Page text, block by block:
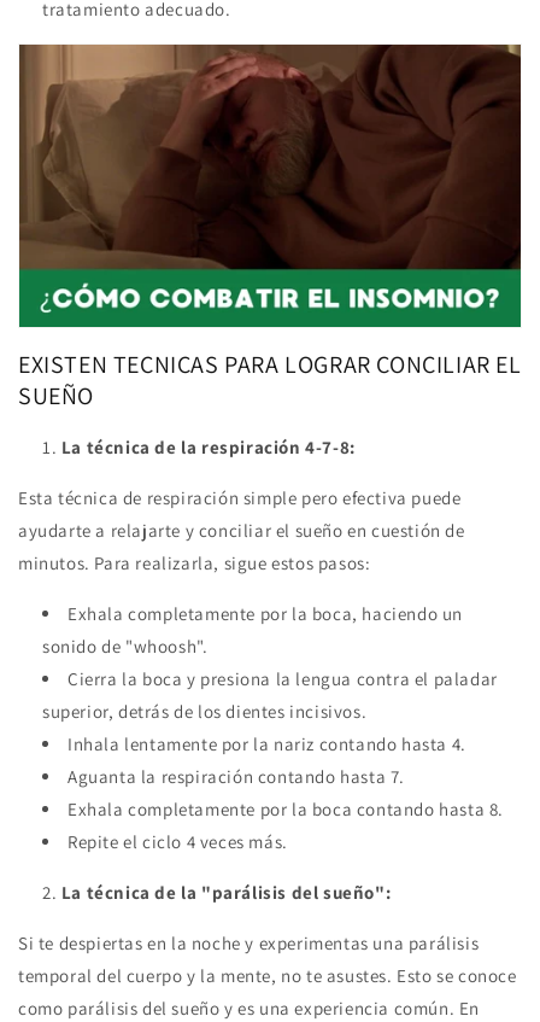
tratamiento adecuado.
EXISTEN TECNICAS PARA LOGRAR CONCILIAR EL
SUEÑO
La técnica de la respiración 4-7-8:
Esta técnica de respiración simple pero efectiva puede
ayudarte a relajarte y conciliar el sueño en cuestión de
minutos. Para realizarla, sigue estos pasos:
Exhala completamente por la boca, haciendo un
sonido de "whoosh".
Cierra la boca y presiona la lengua contra el paladar
superior, detrás de los dientes incisivos.
Inhala lentamente por la nariz contando hasta 4.
Aguanta la respiración contando hasta 7.
Exhala completamente por la boca contando hasta 8.
Repite el ciclo 4 veces más.
La técnica de la "parálisis del sueño":
Si te despiertas en la noche y experimentas una parálisis
temporal del cuerpo y la mente, no te asustes. Esto se conoce
como parálisis del sueño y es una experiencia común. En